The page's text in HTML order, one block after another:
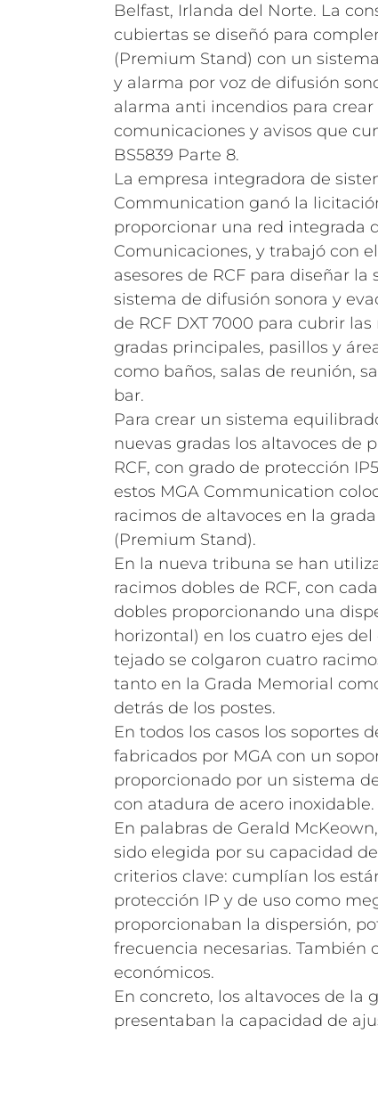
Belfast, Irlanda del Norte. La
cubiertas se diseñó para
(Premium Stand) con un
y alarma por voz de difusión
alarma anti incendios para
comunicaciones y avisos que
BS5839 Parte 8.
La empresa integradora de
Communication ganó la
proporcionar una red integrada
Comunicaciones, y trabajó con
asesores de RCF para diseñar la
sistema de difusión sonora y
de RCF DXT 7000 para cubrir las
gradas principales, pasillos y
como baños, salas de reunión,
bar.
Para crear un sistema
nuevas gradas los altavoces de
RCF, con grado de protección
estos MGA Communication
racimos de altavoces en la
(Premium Stand).
En la nueva tribuna se han
racimos dobles de RCF, con
dobles proporcionando una
horizontal) en los cuatro ejes
tejado se colgaron cuatro
tanto en la Grada Memorial
detrás de los postes.
En todos los casos los soportes
fabricados por MGA con un
proporcionado por un sistema
con atadura de acero inoxidable.
En palabras de Gerald
sido elegida por su capacidad
criterios clave: cumplían los
protección IP y de uso como
proporcionaban la dispersión,
frecuencia necesarias. También
económicos.
En concreto, los altavoces de la
presentaban la capacidad de